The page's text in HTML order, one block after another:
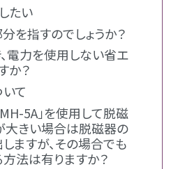
たい
を指すのでしょうか？
電力を使用しない省エ
か？
て
5A」を使用して脱磁
大きい場合は脱磁器の
ますが、その場合でも
法は有りますか？